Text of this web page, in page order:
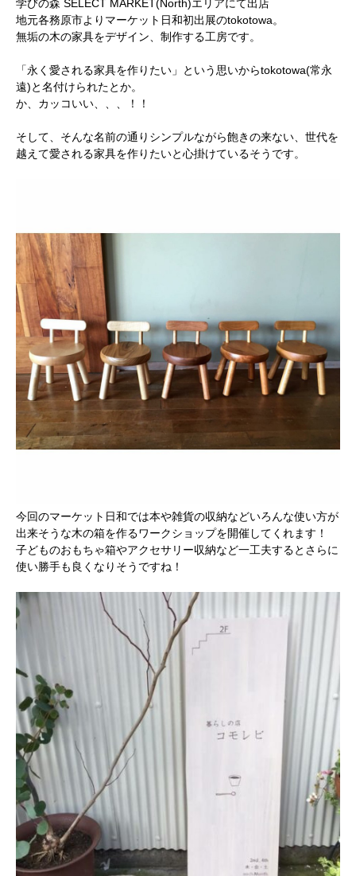
学びの森 SELECT MARKET(North)エリアにて出店
地元各務原市よりマーケット日和初出展のtokotowa。
無垢の木の家具をデザイン、制作する工房です。
「永く愛される家具を作りたい」という思いからtokotowa(常永
遠)と名付けられたとか。
か、カッコいい、、、！！
そして、そんな名前の通りシンプルながら飽きの来ない、世代を
越えて愛される家具を作りたいと心掛けているそうです。
今回のマーケット日和では本や雑貨の収納などいろんな使い方が
出来そうな木の箱を作るワークショップを開催してくれます！
子どものおもちゃ箱やアクセサリー収納など一工夫するとさらに
使い勝手も良くなりそうですね！